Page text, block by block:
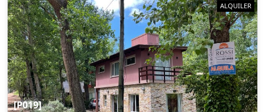
[P019]
ALQUILER